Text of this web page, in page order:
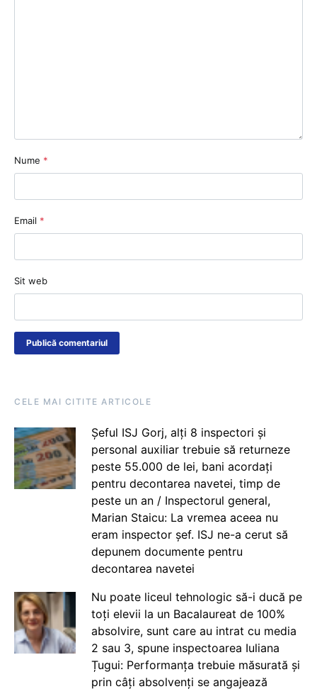
Nume *
Email *
Sit web
CELE MAI CITITE ARTICOLE
Șeful ISJ Gorj, alți 8 inspectori și
personal auxiliar trebuie să returneze
peste 55.000 de lei, bani acordați
pentru decontarea navetei, timp de
peste un an / Inspectorul general,
Marian Staicu: La vremea aceea nu
eram inspector șef. ISJ ne-a cerut să
depunem documente pentru
decontarea navetei
Nu poate liceul tehnologic să-i ducă pe
toți elevii la un Bacalaureat de 100%
absolvire, sunt care au intrat cu media
2 sau 3, spune inspectoarea Iuliana
Țugui: Performanța trebuie măsurată și
prin câți absolvenți se angajează